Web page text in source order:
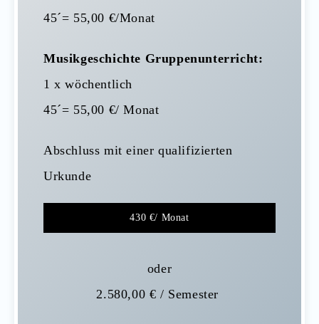
45´= 55,00 €/Monat
Musikgeschichte Gruppenunterricht:
1 x wöchentlich
45´= 55,00 €/ Monat
Abschluss mit einer qualifizierten
Urkunde
430 €/ Monat
oder
2.580,00 € / Semester